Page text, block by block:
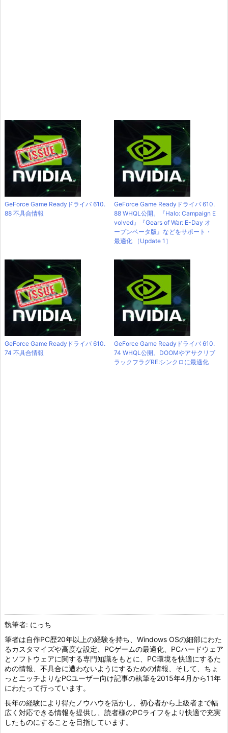
GeForce Game Readyドライバ 610.
88 不具合情報
GeForce Game Readyドライバ 610.
88 WHQL公開。『Halo: Campaign E
volved』『Gears of War: E-Day オ
ープンベータ版』などをサポート・
最適化 ［Update 1］
GeForce Game Readyドライバ 610.
74 不具合情報
GeForce Game Readyドライバ 610.
74 WHQL公開。DOOMやアサクリブ
ラックフラグRE:シンクロに最適化
執筆者: にっち
筆者は自作PC歴20年以上の経験を持ち、Windows OSの細部にわた
るカスタマイズや高度な設定、PCゲームの最適化、PCハードウェア
とソフトウェアに関する専門知識をもとに、PC環境を快適にするた
めの情報、不具合に遭わないようにするための情報、そして、ちょ
っとニッチよりなPCユーザー向け記事の執筆を2015年4月から11年
にわたって行っています。
長年の経験により得たノウハウを活かし、初心者から上級者まで幅
広く対応できる情報を提供し、読者様のPCライフをより快適で充実
したものにすることを目指しています。